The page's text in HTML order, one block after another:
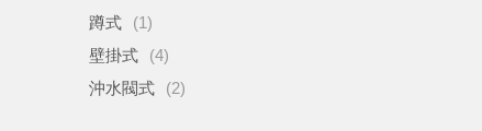
蹲式
(1)
壁掛式
(4)
沖水閥式
(2)